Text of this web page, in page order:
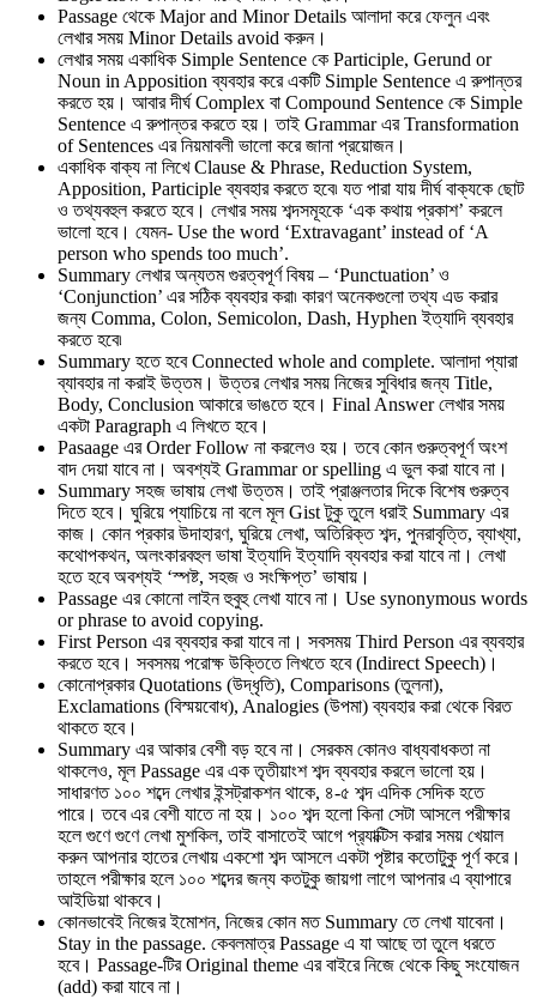
Passage থেকে Major and Minor Details আলাদা করে ফেলুন এবং
লেখার সময় Minor Details avoid করুন।
লেখার সময় একাধিক Simple Sentence কে Participle, Gerund or
Noun in Apposition ব্যবহার করে একটি Simple Sentence এ রুপান্তর
করতে হয়। আবার দীর্ঘ Complex বা Compound Sentence কে Simple
Sentence এ রুপান্তর করতে হয়। তাই Grammar এর Transformation
of Sentences এর নিয়মাবলী ভালো করে জানা প্রয়োজন।
একাধিক বাক্য না লিখে Clause & Phrase, Reduction System,
Apposition, Participle ব্যবহার করতে হবে৷ যত পারা যায় দীর্ঘ বাক্যকে ছোট
ও তথ্যবহুল করতে হবে। লেখার সময় শব্দসমূহকে ‘এক কথায় প্রকাশ’ করলে
ভালো হবে। যেমন- Use the word ‘Extravagant’ instead of ‘A
person who spends too much’.
Summary লেখার অন্যতম গুরত্বপূর্ণ বিষয় – ‘Punctuation’ ও
‘Conjunction’ এর সঠিক ব্যবহার করা৷ কারণ অনেকগুলো তথ্য এড করার
জন্য Comma, Colon, Semicolon, Dash, Hyphen ইত্যাদি ব্যবহার
করতে হবে৷
Summary হতে হবে Connected whole and complete. আলাদা প্যারা
ব্যাবহার না করাই উত্তম। উত্তর লেখার সময় নিজের সুবিধার জন্য Title,
Body, Conclusion আকারে ভাঙতে হবে। Final Answer লেখার সময়
একটা Paragraph এ লিখতে হবে।
Pasaage এর Order Follow না করলেও হয়। তবে কোন গুরুত্বপূর্ণ অংশ
বাদ দেয়া যাবে না। অবশ্যই Grammar or spelling এ ভুল করা যাবে না।
Summary সহজ ভাষায় লেখা উত্তম। তাই প্রাঞ্জলতার দিকে বিশেষ গুরুত্ব
দিতে হবে। ঘুরিয়ে প্যাচিয়ে না বলে মূল Gist টুকু তুলে ধরাই Summary এর
কাজ। কোন প্রকার উদাহারণ, ঘুরিয়ে লেখা, অতিরিক্ত শব্দ, পুনরাবৃত্তি, ব্যাখ্যা,
কথোপকথন, অলংকারবহুল ভাষা ইত্যাদি ইত্যাদি ব্যবহার করা যাবে না। লেখা
হতে হবে অবশ্যই ‘স্পষ্ট, সহজ ও সংক্ষিপ্ত’ ভাষায়।
Passage এর কোনো লাইন হুবুহু লেখা যাবে না। Use synonymous words
or phrase to avoid copying.
First Person এর ব্যবহার করা যাবে না। সবসময় Third Person এর ব্যবহার
করতে হবে। সবসময় পরোক্ষ উক্তিতে লিখতে হবে (Indirect Speech)।
কোনোপ্রকার Quotations (উদ্ধৃতি), Comparisons (তুলনা),
Exclamations (বিস্ময়বোধ), Analogies (উপমা) ব্যবহার করা থেকে বিরত
থাকতে হবে।
Summary এর আকার বেশী বড় হবে না। সেরকম কোনও বাধ্যবাধকতা না
থাকলেও, মূল Passage এর এক তৃতীয়াংশ শব্দ ব্যবহার করলে ভালো হয়।
সাধারণত ১০০ শব্দে লেখার ইন্সট্রাকশন থাকে, ৪-৫ শব্দ এদিক সেদিক হতে
পারে। তবে এর বেশী যাতে না হয়। ১০০ শব্দ হলো কিনা সেটা আসলে পরীক্ষার
হলে গুণে গুণে লেখা মুশকিল, তাই বাসাতেই আগে প্র‍্যাক্টিস করার সময় খেয়াল
করুন আপনার হাতের লেখায় একশো শব্দ আসলে একটা পৃষ্টার কতোটুকু পূর্ণ করে।
তাহলে পরীক্ষার হলে ১০০ শব্দের জন্য কতটুকু জায়গা লাগে আপনার এ ব্যাপারে
আইডিয়া থাকবে।
কোনভাবেই নিজের ইমোশন, নিজের কোন মত Summary তে লেখা যাবেনা।
Stay in the passage. কেবলমাত্র Passage এ যা আছে তা তুলে ধরতে
হবে। Passage-টির Original theme এর বাইরে নিজে থেকে কিছু সংযোজন
(add) করা যাবে না।